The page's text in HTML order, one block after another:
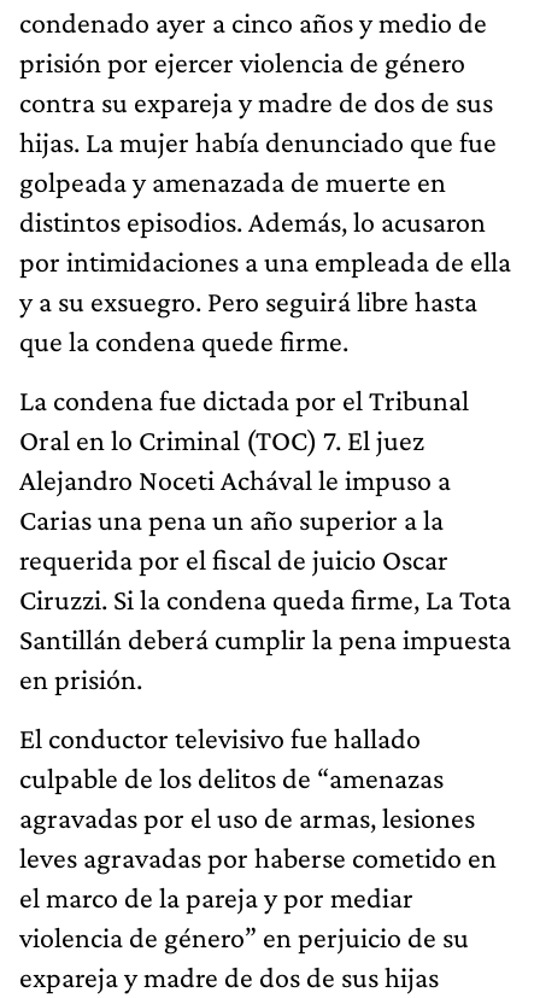
condenado ayer a cinco años y medio de
prisión por ejercer violencia de género
contra su expareja y madre de dos de sus
hijas. La mujer había denunciado que fue
golpeada y amenazada de muerte en
distintos episodios. Además, lo acusaron
por intimidaciones a una empleada de ella
y a su exsuegro. Pero seguirá libre hasta
que la condena quede firme.
La condena fue dictada por el Tribunal
Oral en lo Criminal (TOC) 7. El juez
Alejandro Noceti Achával le impuso a
Carias una pena un año superior a la
requerida por el fiscal de juicio Oscar
Ciruzzi. Si la condena queda firme, La Tota
Santillán deberá cumplir la pena impuesta
en prisión.
El conductor televisivo fue hallado
culpable de los delitos de “amenazas
agravadas por el uso de armas, lesiones
leves agravadas por haberse cometido en
el marco de la pareja y por mediar
violencia de género” en perjuicio de su
expareja y madre de dos de sus hijas